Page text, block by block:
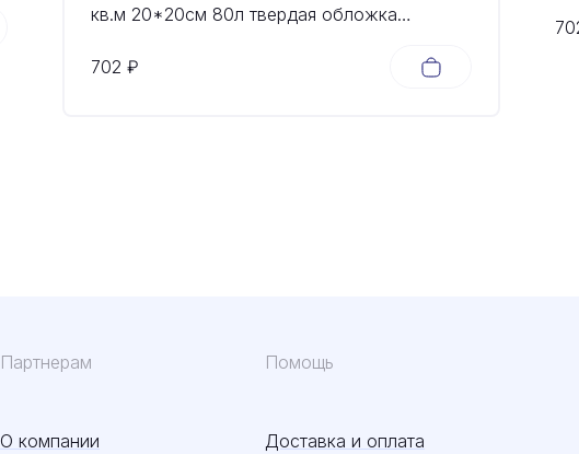
702 ₽
кв.м 20*20cм 80л твердая обложка
Партнерам
О компании
Помощь
Доставка и оплата